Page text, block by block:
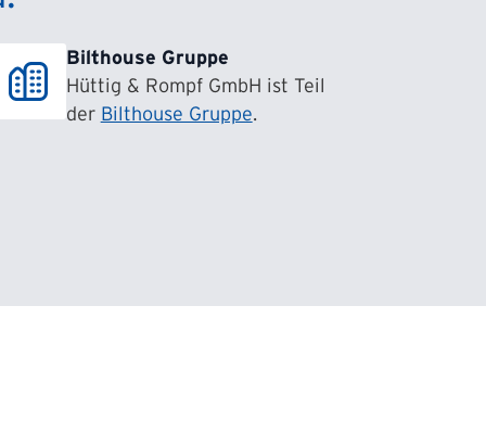
Bilthouse Gruppe
Hüttig & Rompf GmbH ist Teil
der Bilthouse Gruppe.